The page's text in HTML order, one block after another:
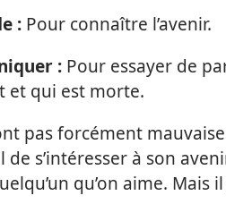
:Pour connaître l’avenir.
:Pour essayer de
et qui est morte.
pas forcément
s’intéresser à son
qu’on aime. Mais